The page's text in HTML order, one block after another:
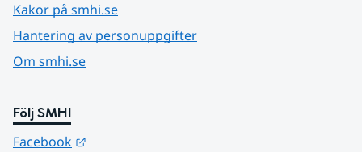
Kakor på smhi.se
Hantering av personuppgifter
Om smhi.se
Följ SMHI
Facebook